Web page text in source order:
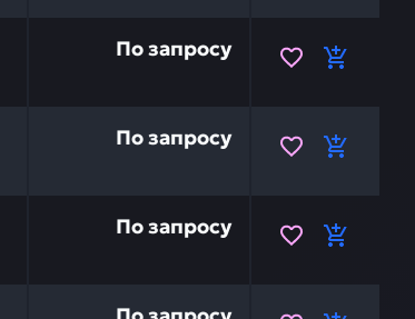
62-64270 — это инвестиция в
По запросу
707-01-XY452 — это инвестиция в
По запросу
707-01-XY451 — это инвестиция в
По запросу
707-01-XY411 — это инвестиция в